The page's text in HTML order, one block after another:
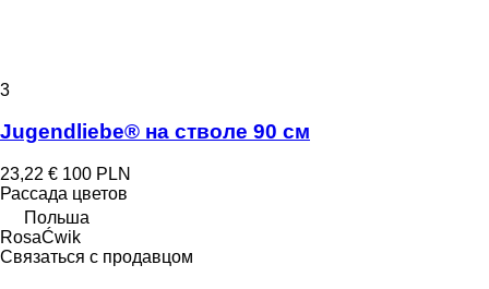
3
Jugendliebe® на стволе 90 см
23,22 € 100 PLN
Рассада цветов
Польша
RosaĆwik
Связаться с продавцом